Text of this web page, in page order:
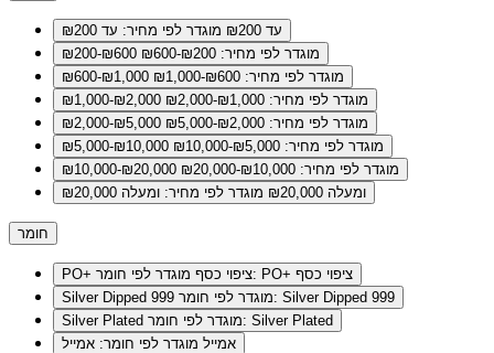
עד ₪200
מוגדר לפי מחיר: עד ₪200
₪200-₪600
מוגדר לפי מחיר: ₪200-₪600
₪600-₪1,000
מוגדר לפי מחיר: ₪600-₪1,000
₪1,000-₪2,000
מוגדר לפי מחיר: ₪1,000-₪2,000
₪2,000-₪5,000
מוגדר לפי מחיר: ₪2,000-₪5,000
₪5,000-₪10,000
מוגדר לפי מחיר: ₪5,000-₪10,000
₪10,000-₪20,000
מוגדר לפי מחיר: ₪10,000-₪20,000
ומעלה ₪20,000
מוגדר לפי מחיר: ומעלה ₪20,000
חומר
PO+ ציפוי כסף
מוגדר לפי חומר: PO+ ציפוי כסף
Silver Dipped 999
מוגדר לפי חומר: Silver Dipped 999
Silver Plated
מוגדר לפי חומר: Silver Plated
אמייל מוגדר לפי חומר: אמייל